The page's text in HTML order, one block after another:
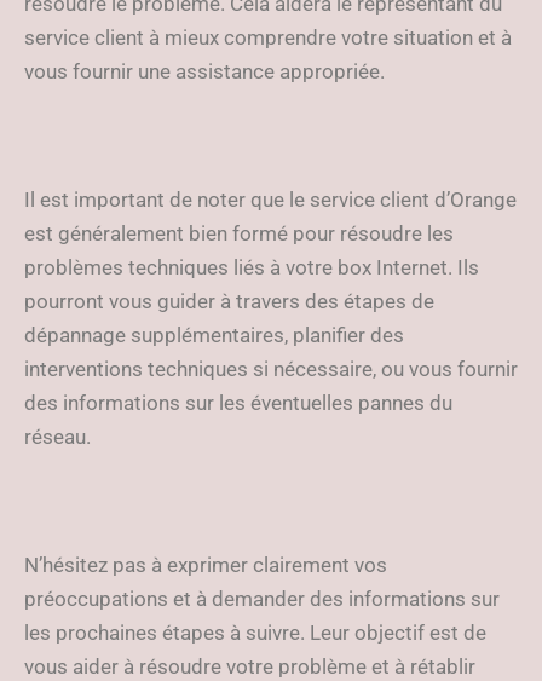
service client à mieux comprendre votre situation et à
vous fournir une assistance appropriée.
Il est important de noter que le service client d’Orange
est généralement bien formé pour résoudre les
problèmes techniques liés à votre box Internet. Ils
pourront vous guider à travers des étapes de
dépannage supplémentaires, planifier des
interventions techniques si nécessaire, ou vous fournir
des informations sur les éventuelles pannes du
réseau.
N’hésitez pas à exprimer clairement vos
préoccupations et à demander des informations sur
les prochaines étapes à suivre. Leur objectif est de
vous aider à résoudre votre problème et à rétablir